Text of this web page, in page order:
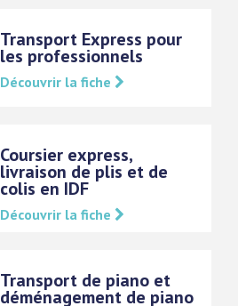
Transport Express pour
les professionnels
Découvrir la fiche
Coursier express,
livraison de plis et de
colis en IDF
Découvrir la fiche
Transport de piano et
déménagement de piano